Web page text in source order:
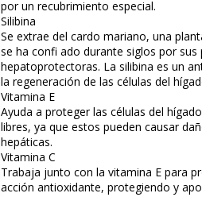
por un recubrimiento especial.
Silibina
Se extrae del cardo mariano, una
se ha confi ado durante siglos por sus
hepatoprotectoras. La silibina es un
la regeneración de las células del
Vitamina E
Ayuda a proteger las células del
libres, ya que estos pueden causar
hepáticas.
Vitamina C
Trabaja junto con la vitamina E para
acción antioxidante, protegiendo y